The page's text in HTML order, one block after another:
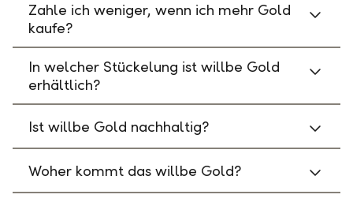
Zahle ich weniger, wenn ich mehr Gold
kaufe?
In welcher Stückelung ist willbe Gold
erhältlich?
Ist willbe Gold nachhaltig?
Woher kommt das willbe Gold?